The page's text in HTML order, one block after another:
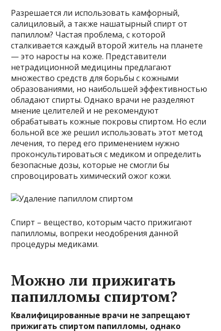
Разрешается ли использовать камфорный,
салициловый, а также нашатырный спирт от
папиллом? Частая проблема, с которой
сталкивается каждый второй житель на планете
— это наросты на коже. Представители
нетрадиционной медицины предлагают
множество средств для борьбы с кожными
образованиями, но наибольшей эффективностью
обладают спирты. Однако врачи не разделяют
мнение целителей и не рекомендуют
обрабатывать кожные покровы спиртом. Но если
больной все же решил использовать этот метод
лечения, то перед его применением нужно
проконсультироваться с медиком и определить
безопасные дозы, которые не смогли бы
спровоцировать химический ожог кожи.
Спирт – вещество, которым часто прижигают
папилломы, вопреки неодобрения данной
процедуры медиками.
Можно ли прижигать
папилломы спиртом?
Квалифицированные врачи не запрещают
прижигать спиртом папилломы, однако